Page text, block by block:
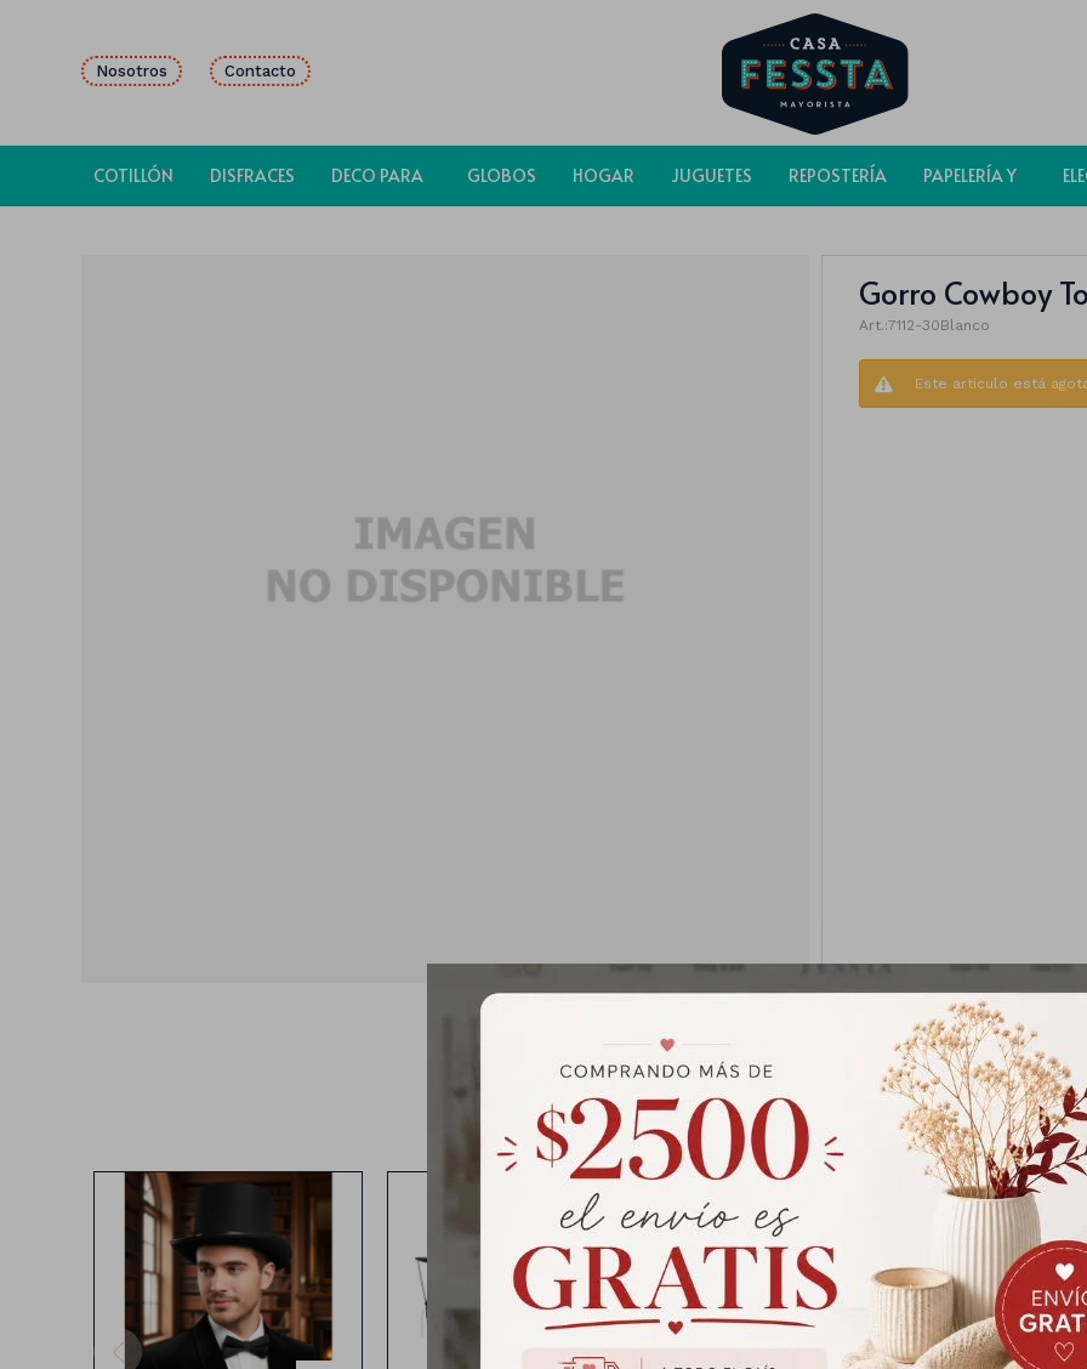
COTILLÓN DISFRACES DECO PARA GLOBOS HOGAR JUGUETES REPOSTERÍA PAPELERÍA Y
Nosotros Contacto
Gorro Cowboy
7112-30Blanco
Este artículo está
Productos que te pueden interesar
Sombrero negro Birrete de Graduacion